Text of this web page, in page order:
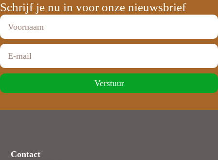
Schrijf je nu in voor onze nieuwsbrief
Verstuur
Contact